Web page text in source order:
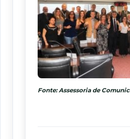
Fonte: Assessoria de